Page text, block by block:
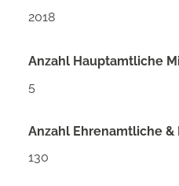
2018
Anzahl Hauptamtliche
5
Anzahl Ehrenamtliche
130